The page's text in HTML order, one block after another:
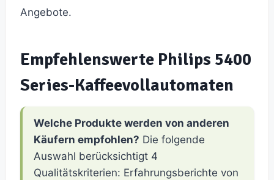
Angebote.
Empfehlenswerte Philips 5400
Series-Kaffeevollautomaten
Welche Produkte werden von anderen
Käufern empfohlen? Die folgende
Auswahl berücksichtigt 4
Qualitätskriterien: Erfahrungsberichte von